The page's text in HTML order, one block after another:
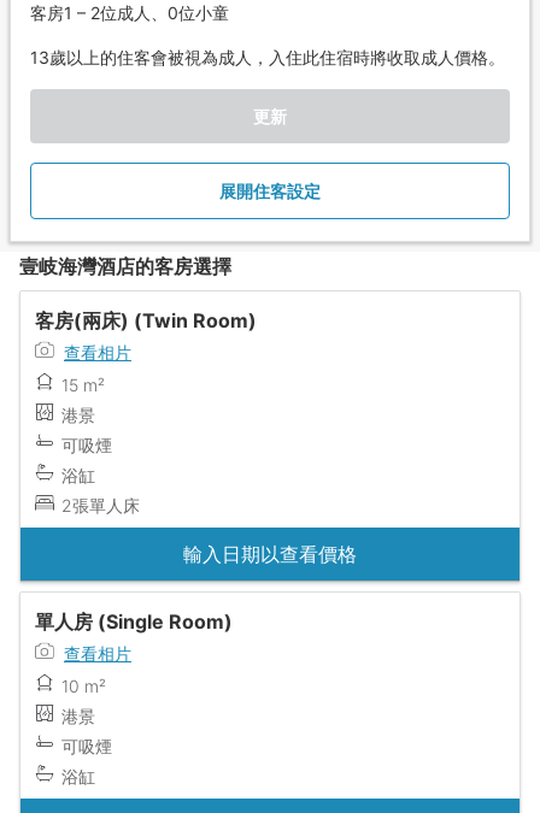
客房1 – 2位成人、0位小童
13歲以上的住客會被視為成人，入住此住宿時將收取成人價格。
更新
展開住客設定
壹岐海灣酒店的客房選擇
客房(兩床) (Twin Room)
查看相片
15 m²
港景
可吸煙
浴缸
2張單人床
輸入日期以查看價格
單人房 (Single Room)
查看相片
10 m²
港景
可吸煙
浴缸